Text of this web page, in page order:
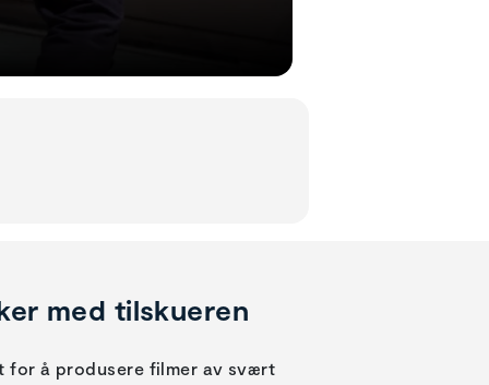
med tilskueren
for å produsere filmer av svært